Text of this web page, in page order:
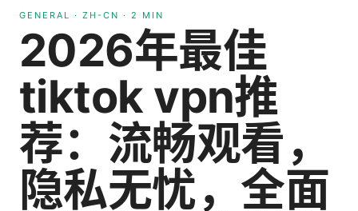
GENERAL · ZH-CN · 2 MIN
2026年最佳
tiktok vpn推
荐：流畅观看，
隐私无忧，全面